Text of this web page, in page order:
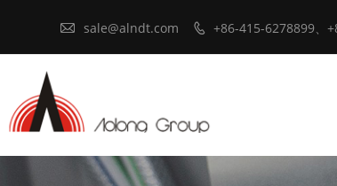
 sale@alndt.com  +86-415-6278899、